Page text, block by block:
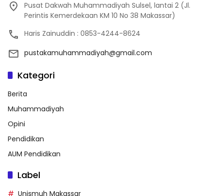
Pusat Dakwah Muhammadiyah Sulsel, lantai 2 (Jl.
Perintis Kemerdekaan KM 10 No 38 Makassar)
Haris Zainuddin : 0853-4244-8624
pustakamuhammadiyah@gmail.com
Kategori
Berita
Muhammadiyah
Opini
Pendidikan
AUM Pendidikan
Label
Unismuh Makassar